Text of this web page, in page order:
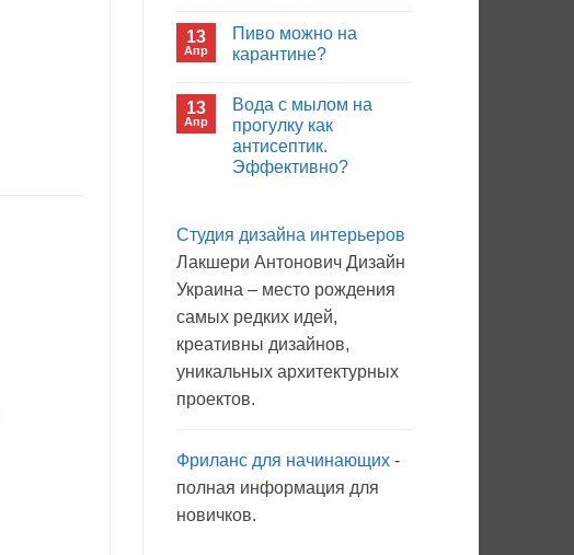
больнице?
записи
Сон
с
13
Апр
Пиво можно на
карантине?
записи
Пиво
можно
на
карантине?
13
Апр
Вода с мылом на
прогулку как
антисептик.
Эффективно?
Вода
мылом
на
прогулку
антисептик.
Студия дизайна интерьеров
Лакшери Антонович Дизайн
Украина – место рождения
самых редких идей,
креативны дизайнов,
уникальных архитектурных
проектов.
Фриланс для начинающих-
полная информация для
новичков.